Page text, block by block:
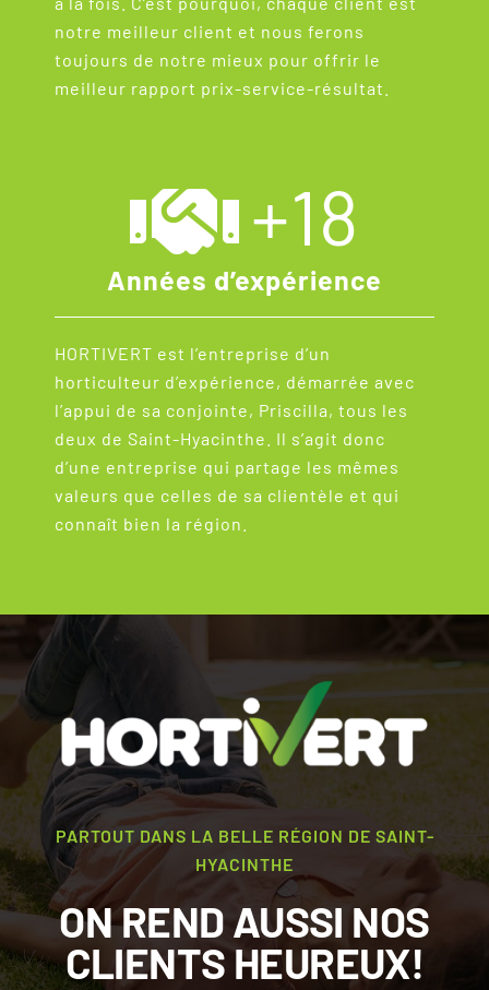
notre meilleur client et nous ferons
toujours de notre mieux pour offrir le
meilleur rapport prix-service-résultat.
+18
Années d’expérience
HORTIVERT est l’entreprise d’un
horticulteur d’expérience, démarrée avec
l’appui de sa conjointe, Priscilla, tous les
deux de Saint-Hyacinthe. Il s’agit donc
d’une entreprise qui partage les mêmes
valeurs que celles de sa clientèle et qui
connaît bien la région.
PARTOUT DANS LA BELLE RÉGION DE SAINT-
HYACINTHE
ON REND AUSSI NOS
CLIENTS HEUREUX!